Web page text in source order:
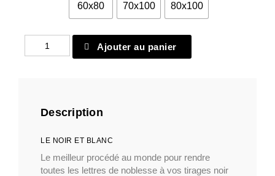
60x80 70x100 80x100
quantité
de
Ajouter au panier
Description
LE NOIR ET BLANC
Le meilleur procédé au monde pour rendre
toutes les lettres de noblesse à vos tirages noir